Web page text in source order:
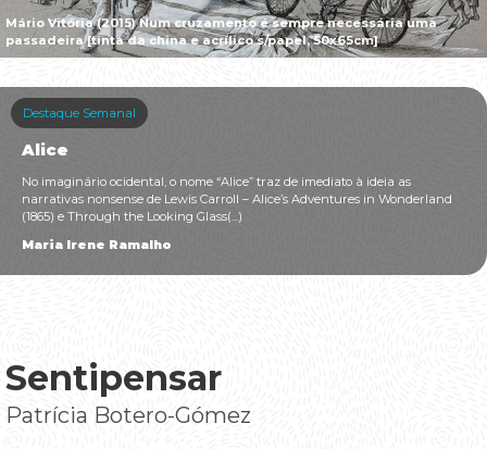
Mário Vitória (2015) Num cruzamento é sempre necessária uma
passadeira [tinta da china e acrílico s/papel, 50x65cm]
Destaque Semanal
Alice
No imaginário ocidental, o nome “Alice” traz de imediato à ideia as
narrativas nonsense de Lewis Carroll – Alice’s Adventures in Wonderland
(1865) e Through the Looking Glass(...)
Maria Irene Ramalho
Sentipensar
Patrícia Botero-Gómez